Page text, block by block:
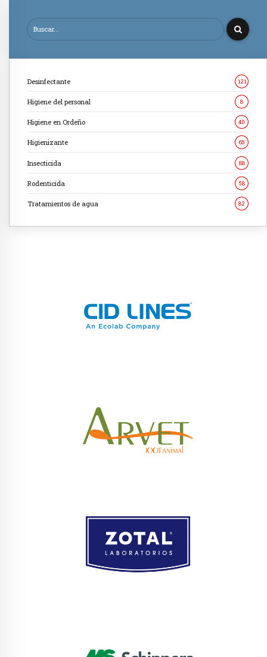
Desinfectante 121
Higiene del personal 8
Higiene en Ordeño 40
Higienizante 65
Insecticida 88
Rodenticida 58
Tratamientos de agua 82